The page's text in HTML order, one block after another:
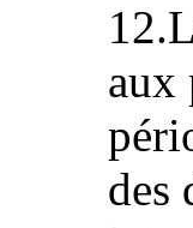
aux
des